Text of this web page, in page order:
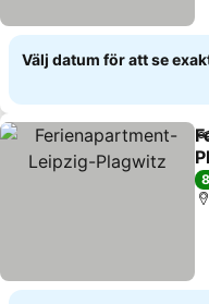
Välj datum för att se